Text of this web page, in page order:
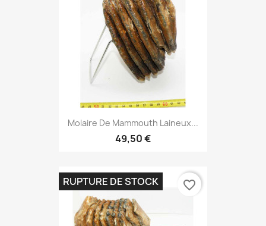
Molaire De Mammouth Laineux...
49,50 €
RUPTURE DE STOCK favorite_border